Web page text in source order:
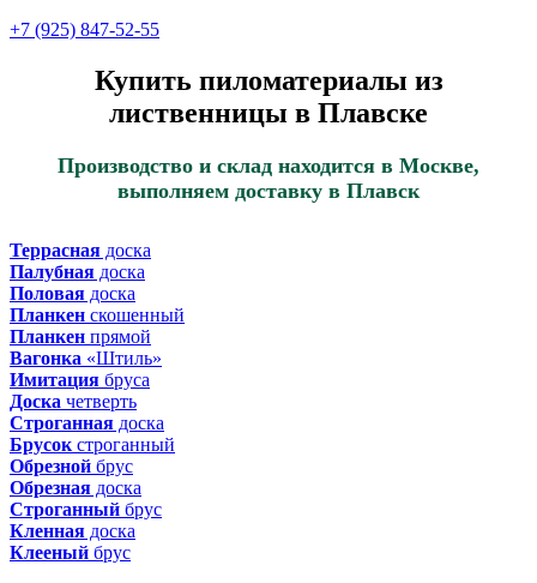
+7 (925) 847-52-55
Купить пиломатериалы из
лиственницы в Плавске
Производство и склад находится в Москве,
выполняем доставку в Плавск
Террасная доска
Палубная доска
Половая доска
Планкен скошенный
Планкен прямой
Вагонка «Штиль»
Имитация бруса
Доска четверть
Строганная доска
Брусок строганный
Обрезной брус
Обрезная доска
Строганный брус
Кленная доска
Клееный брус